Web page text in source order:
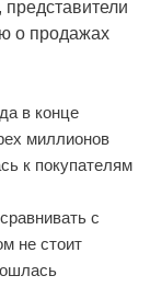
о продажах
в конце
миллионов
к покупателям
с
не стоит